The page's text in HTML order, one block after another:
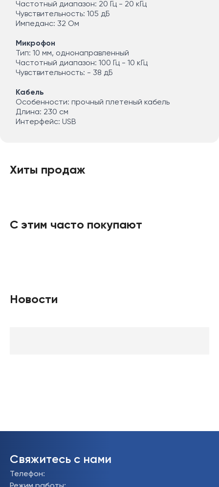
обеспечивает четкую передачу голоса, что
особенно важно для командных игр.
управления на кабеле позволяют легко
регулировать громкость и отключать микрофон.
Стильный дизайн:Элегантный внешний вид и
подсветка делают эти наушники отличным
дополнением к вашему игровому сетапу.
Частотный диапазон: 20 Гц - 20 кГц
Чувствительность: 105 дБ
Импеданс: 32 Ом
Микрофон
Тип: 10 мм, однонаправленный
Частотный диапазон: 100 Гц - 10 кГц
Чувствительность: - 38 дБ
Кабель
Особенности: прочный плетеный кабель
Длина: 230 см
Интерфейс: USB
Хиты продаж
С этим часто покупают
Новости
Свяжитесь с нами
Телефон: